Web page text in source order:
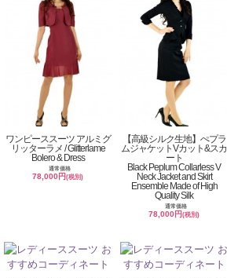
ワンピーススーツ アルミグ
リッターラメ / Glitterlame
Bolero & Dress
通常価格
78,000円(税別)
【高級シルク生地】ぺプラ
ムジャケットVカット&スカ
ート
Black Peplum Collarless V
Neck Jacket and Skirt
Ensemble Made of High
Quality Silk
通常価格
78,000円(税別)